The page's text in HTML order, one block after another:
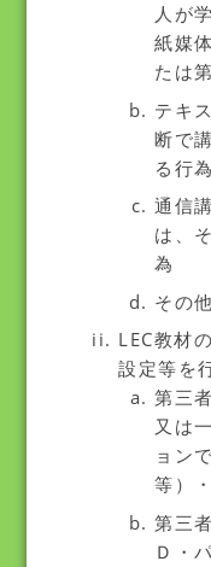
人が
紙媒
たは
テキ
断で
る行為
通信
は、
為
その
LEC教材
設定等を
第三
又は
ョン
等）
第三
Ｄ・